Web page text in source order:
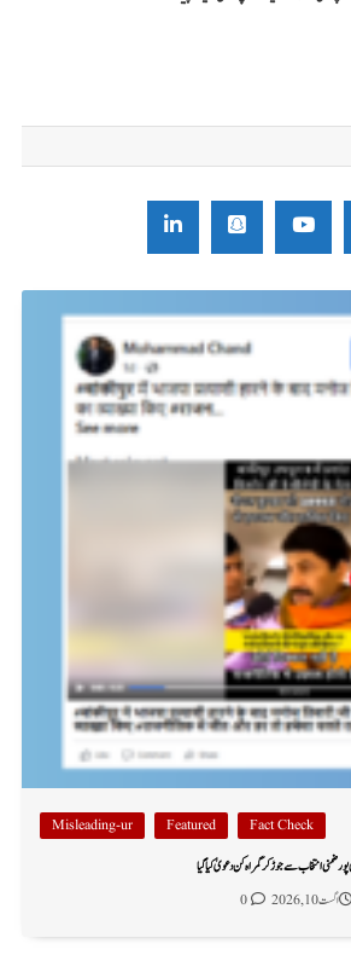
Fact Check
Featured
Misleading-ur
ضمنی انتخاب سے جوڑ کر گمراہ کن دعویٰ کیا گیا
اگست 10, 2026 0